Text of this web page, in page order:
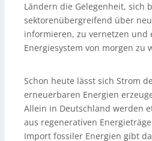
Ländern die Gelegenheit, sich
sektorenübergreifend über
informieren, zu vernetzen und
Energiesystem von morgen zu
Schon heute lässt sich Strom
erneuerbaren Energien
Allein in Deutschland werden
aus regenerativen
Import fossiler Energien gibt